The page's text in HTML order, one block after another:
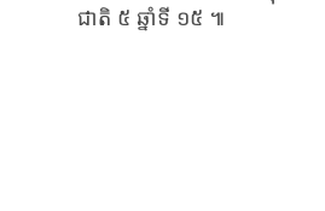
ជាតិ ​៥ ​ឆ្នាំទី ​១៥ ​៕​